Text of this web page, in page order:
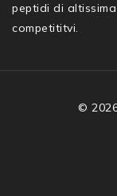
peptidi di
competititvi.
©